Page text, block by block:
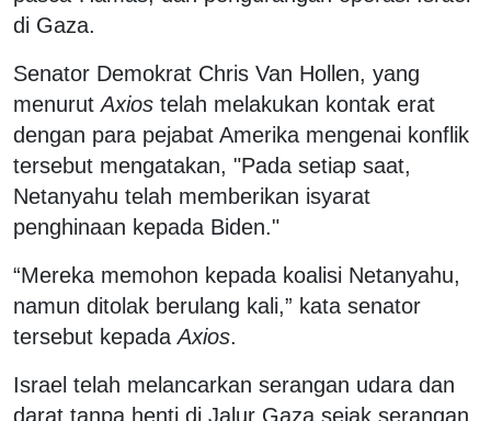
di Gaza.
Senator Demokrat Chris Van Hollen, yang
menurutAxios telah melakukan kontak erat
dengan para pejabat Amerika mengenai konflik
tersebut mengatakan, "Pada setiap saat,
Netanyahu telah memberikan isyarat
penghinaan kepada Biden."
“Mereka memohon kepada koalisi Netanyahu,
namun ditolak berulang kali,” kata senator
tersebut kepadaAxios.
Israel telah melancarkan serangan udara dan
darat tanpa henti di Jalur Gaza sejak serangan